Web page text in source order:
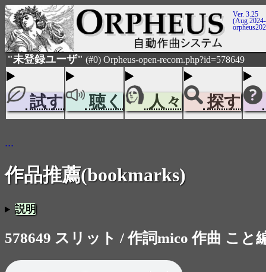
Ver. 3.25
(Aug
"未登録ユーザ" (#0) Orpheus-open-recom.php?id=578649
試す 聴く 人々 探す
...
作品推薦(bookmarks)
説明
578649 スリット / 作詞mico 作曲 こと